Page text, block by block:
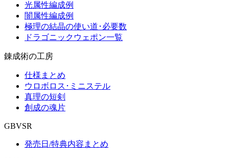
光属性編成例
闇属性編成例
極理の結晶の使い道･必要数
ドラゴニックウェポン一覧
錬成術の工房
仕様まとめ
ウロボロス･ミニステル
真理の短剣
創成の魂片
GBVSR
発売日/特典内容まとめ